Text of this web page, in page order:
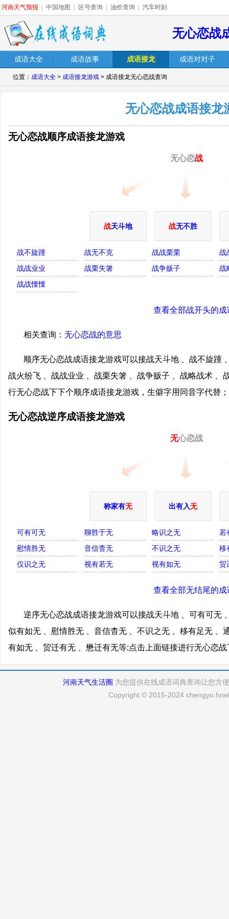
河南天气预报 中国地图 区号查询 油价查询 汽车时刻
无心恋战
成语大全 成语故事 成语接龙 成语对对子
位置： 成语大全 > 成语接龙游戏 > 成语接龙无心恋战查询
无心恋战成语接龙
无心恋战顺序成语接龙游戏
无心恋战
战天斗地 战无不胜
战不旋踵 战无不克 战战栗栗
战
战战业业
战栗失箸 战争贩子
战
战战慄慄
查看全部战开头的成
相关查询： 无心恋战的意思
顺序无心恋战成语接龙游戏可以接战天斗地 、战不旋踵
战火纷飞 、战战业业 、战栗失箸 、战争贩子 、战略战术 、
行无心恋战下下个顺序成语接龙游戏，生僻字用同音字代替；
无心恋战逆序成语接龙游戏
无心恋战
称家有无 出有入无
可有可无 聊胜于无 略识之无
若
慰情胜无
音信杳无 不识之无
移
仅识之无
视有若无 视有如无 贸
查看全部无结尾的成
逆序无心恋战成语接龙游戏可以接战天斗地 、可有可无
似有如无 、慰情胜无 、音信杳无 、不识之无 、移有足无 、
有如无 、贸迁有无 、懋迁有无等;点击上面链接进行无心恋
河南天气生活圈 为您提供在线成语词典查询让您方
Copyright © 2015-2024